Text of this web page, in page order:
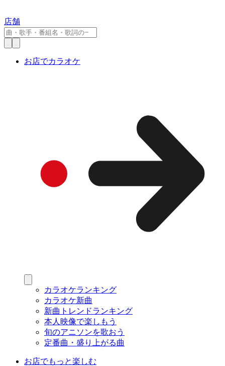
店舗
お店でカラオケ
カラオケランキング
カラオケ新曲
新曲トレンドランキング
本人映像で楽しもう
旬のアニソンを歌おう
定番曲・盛り上がる曲
お店でもっと楽しむ